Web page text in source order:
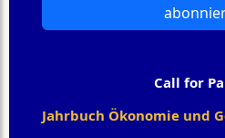
Call for
Jahrbuch Ökonomie und